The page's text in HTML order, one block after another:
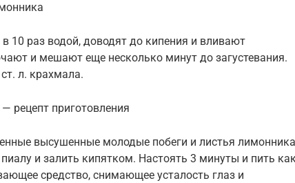
10 раз водой, доводят до кипения и вливают
и мешают еще несколько минут до загустевания.
л. крахмала.
рецепт приготовления
высушенные молодые побеги и листья лимонника
и залить кипятком. Настоять 3 минуты и пить
средство, снимающее усталость глаз и